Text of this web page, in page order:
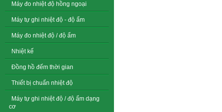
Máy đo nhiệt độ hồng ngoại
Máy tự ghi nhiệt độ - độ ẩm
Máy đo nhiệt độ / độ ẩm
Nhiệt kế
Đồng hồ đếm thời gian
Thiết bị chuẩn nhiệt độ
Máy tự ghi nhiệt độ / độ ẩm dạng
cơ